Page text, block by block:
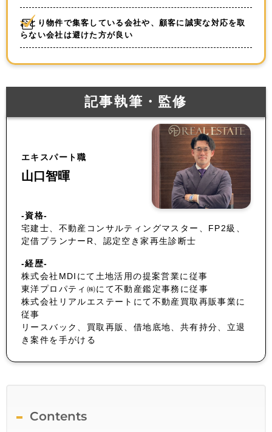
おとり物件で集客している会社や、顧客に誠実な対応を取
らない会社は避けた方が良い
記事執筆・監修
エキスパート職
山口智暉
-資格-
宅建士、不動産コンサルティングマスター、FP2級、
定借プランナーR、認定空き家再生診断士
-経歴-
株式会社MDIにて土地活用の提案営業に従事
東洋プロパティ㈱にて不動産鑑定事務に従事
株式会社リアルエステートにて不動産買取再販事業に
従事
リースバック、買取再販、借地底地、共有持分、立退
き案件を手がける
Contents